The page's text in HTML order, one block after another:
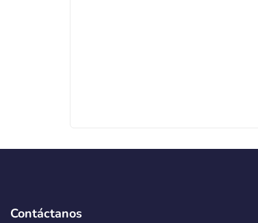
Contáctanos